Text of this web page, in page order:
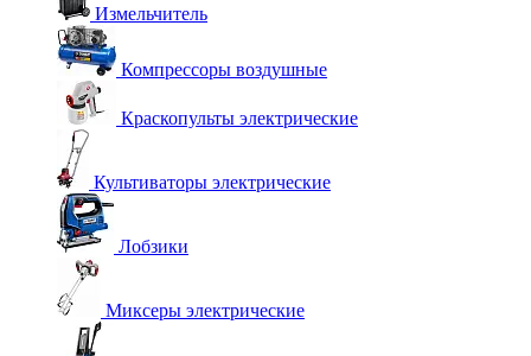
Измельчитель
Компрессоры воздушные
Краскопульты электрические
Культиваторы электрические
Лобзики
Миксеры электрические